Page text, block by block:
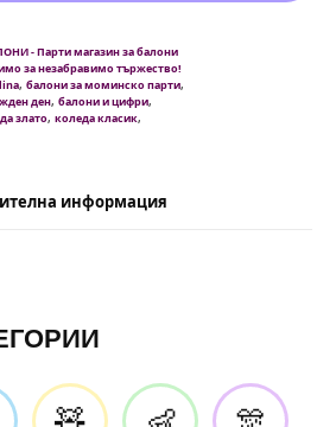
- Парти магазин за балони
за незабравимо тържество!
, балони за моминско парти,
ден, балони и цифри,
злато, коледа класик,
информация